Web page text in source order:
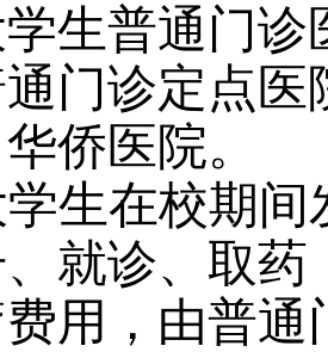
生普通门
门诊定点
侨医院。
生在校期间
就诊、取
用，由普